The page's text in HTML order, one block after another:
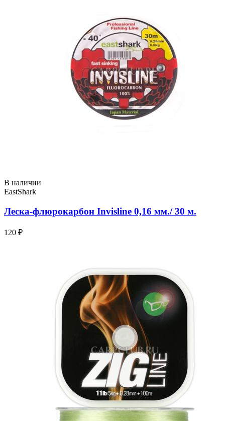
В наличии
EastShark
Леска-флюрокарбон Invisline 0,16 мм./ 30 м.
120 ₽